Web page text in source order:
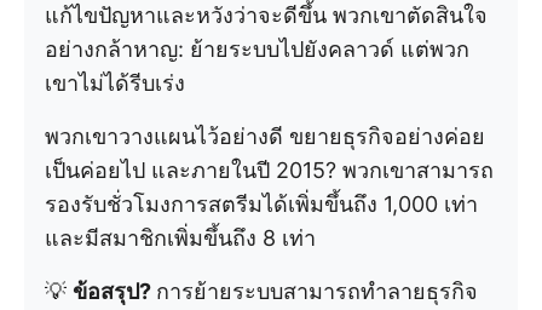
แก้ไขปัญหาและหวังว่าจะดีขึ้น พวกเขาตัดสินใจ
อย่างกล้าหาญ: ย้ายระบบไปยังคลาวด์ แต่พวก
เขาไม่ได้รีบเร่ง
พวกเขาวางแผนไว้อย่างดี ขยายธุรกิจอย่างค่อย
เป็นค่อยไป และภายในปี 2015? พวกเขาสามารถ
รองรับชั่วโมงการสตรีมได้เพิ่มขึ้นถึง 1,000 เท่า
และมีสมาชิกเพิ่มขึ้นถึง 8 เท่า
💡 ข้อสรุป? การย้ายระบบสามารถทำลายธุรกิจ